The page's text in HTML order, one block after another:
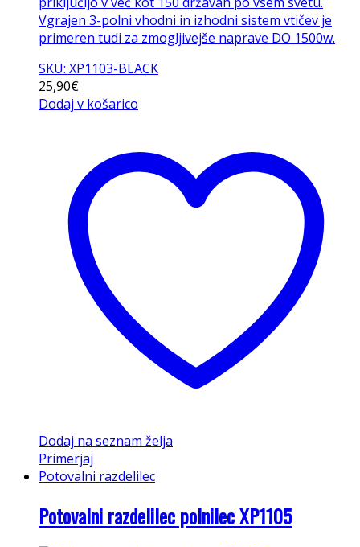
Vgrajen 3-polni vhodni in izhodni sistem vtičev je
primeren tudi za zmogljivejše naprave DO 1500w.
SKU: XP1103-BLACK
25,90€
Dodaj v košarico
Dodaj na seznam želja
Primerjaj
Potovalni razdelilec
Potovalni razdelilec polnilec XP1105